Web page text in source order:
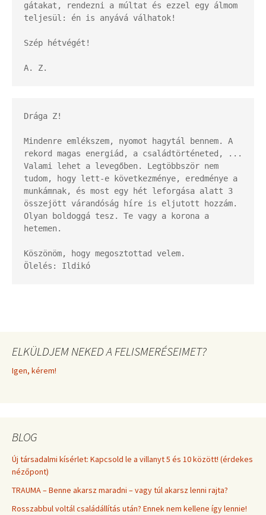
gátakat, rendezni a múltat és ezzel egy álmom
teljesül: én is anyává válhatok!
Szép hétvégét!
A. Z.
Drága Z!
Mindenre emlékszem, nyomot hagytál bennem. A
rekord magas energiád, a családtörténeted, ...
Valami lehet a levegőben. Legtöbbször nem
tudom, hogy lett-e következménye, eredménye a
munkámnak, és most egy hét leforgása alatt 3
összejött várandóság híre is eljutott hozzám.
Olyan boldoggá tesz. Te vagy a korona a
hetemen.
Köszönöm, hogy megosztottad velem.
Ölelés: Ildikó
ELKÜLDJEM NEKED A FELISMERÉSEIMET?
Igen, kérem!
BLOG
Új társadalmi kísérlet: Kapcsold le a villanyt 5 és 10 között! (érdekes
nézőpont)
TRAUMA – Benne akarsz maradni – vagy túl akarsz lenni rajta?
Rosszabbul voltál családállítás után? Ennek nem kellene így lennie!